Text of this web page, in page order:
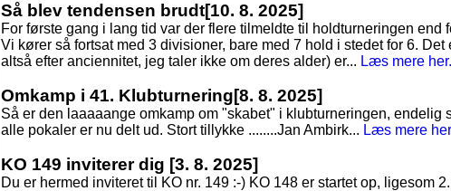
Så blev tendensen brudt[10. 8. 2025]
For første gang i lang tid var der flere tilmeldte til holdturneringen
Vi kører så fortsat med 3 divisioner, bare med 7 hold i stedet for 6.
altså efter anciennitet, jeg taler ikke om deres alder) er... Læs mere
Omkamp i 41. Klubturnering[8. 8. 2025]
Så er den laaaaange omkamp om "skabet" i klubturneringen,
alle pokaler er nu delt ud. Stort tillykke ........Jan Ambirk... Læs mere
KO 149 inviterer dig [3. 8. 2025]
Du er hermed inviteret til KO nr. 149 :-) KO 148 er startet op, ligesom